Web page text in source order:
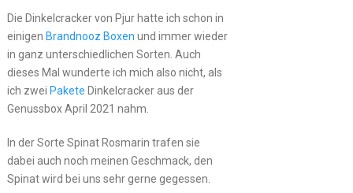
Die Dinkelcracker von Pjur hatte ich schon in
einigen Brandnooz Boxen und immer wieder
in ganz unterschiedlichen Sorten. Auch
dieses Mal wunderte ich mich also nicht, als
ich zwei Pakete Dinkelcracker aus der
Genussbox April 2021 nahm.
In der Sorte Spinat Rosmarin trafen sie
dabei auch noch meinen Geschmack, den
Spinat wird bei uns sehr gerne gegessen.